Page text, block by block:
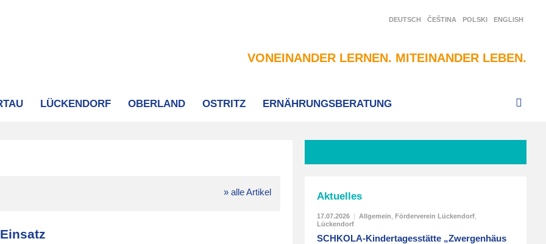
DEUTSCH ČEŠTINA POLSKI ENGLISH
VONEINANDER LERNEN. MITEINANDER LEBEN.
LÜCKENDORF OBERLAND OSTRITZ ERNÄHRUNGSBERATUNG
» alle Artikel Aktuelles
17.07.2026 | Allgemein Förderverein Lückendorf
Lückendorf
SCHKOLA-Kindertagesstätte „Zwergenhäus